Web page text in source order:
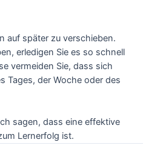
auf später zu verschieben.
erledigen Sie es so schnell
vermeiden Sie, dass sich
Tages, der Woche oder des
sagen, dass eine effektive
Lernerfolg ist.